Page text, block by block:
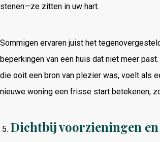
stenen—ze zitten in uw hart.
Sommigen ervaren juist het
beperkingen van een huis dat niet meer
die ooit een bron van plezier was, voelt als
nieuwe woning een frisse start betekenen,
Dichtbij voorzieningen